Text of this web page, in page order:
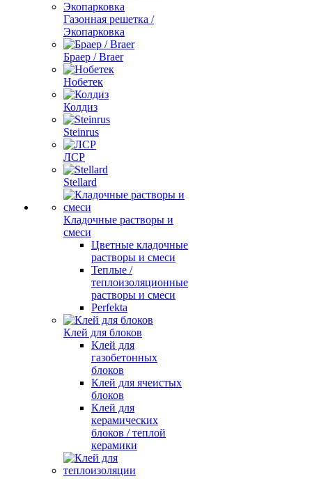
Газонная решетка /
Экопарковка
Браер / Braer
Нобетек
Колдиз
Steinrus
ЛСР
Stellard
Кладочные растворы и
смеси
Цветные кладочные
растворы и смеси
Теплые /
теплоизоляционные
растворы и смеси
Perfekta
Клей для блоков
Клей для
газобетонных
блоков
Клей для ячеистых
блоков
Клей для
керамических
блоков / теплой
керамики